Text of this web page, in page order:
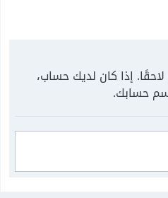
إذا كان لديك حساب،
حسابك.